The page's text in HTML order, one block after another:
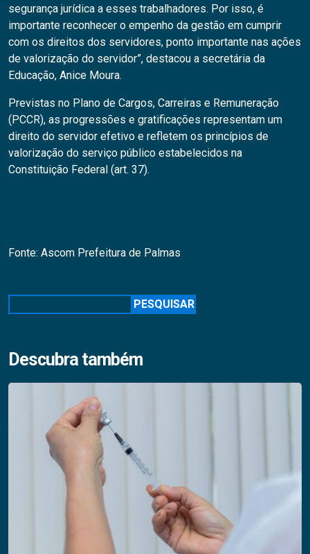
segurança jurídica a esses trabalhadores. Por isso, é
importante reconhecer o empenho da gestão em cumprir
com os direitos dos servidores, ponto importante nas ações
de valorização do servidor”, destacou a secretária da
Educação, Anice Moura.
Previstas no Plano de Cargos, Carreiras e Remuneração
(PCCR), as progressões e gratificações representam um
direito do servidor efetivo e refletem os princípios de
valorização do serviço público estabelecidos na
Constituição Federal (art. 37).
Fonte: Ascom Prefeitura de Palmas
PESQUISAR
Descubra também